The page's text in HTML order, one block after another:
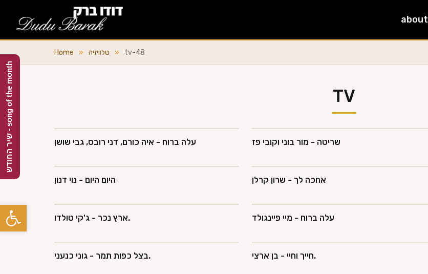
Open toolbar
about
Home » טלוויזיה » tv-48
TV
עלה ברוח - איה כורם, דני רובס, גבי שושן
היום היום - נוי דנון
ארץ נכר - ג'קי טולדו.
בצל כפות תמר - גוני כנעני.
שריטה - מור בוני וקובי פז
אחכה לך - שרון קרלן
עלה ברוח - מיי פיינגולד
חייך וחיי - בן ארצי.
ש
י
ר
ה
ח
ו
ד
ש
-
s
o
n
g
o
f
t
h
e
m
o
n
t
h